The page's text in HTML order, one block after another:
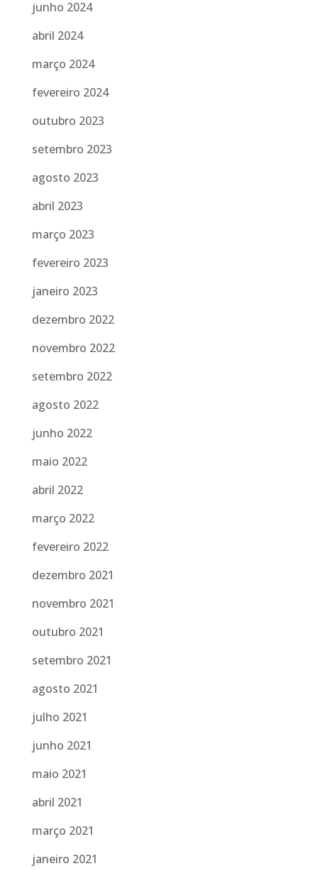
junho 2024
abril 2024
março 2024
fevereiro 2024
outubro 2023
setembro 2023
agosto 2023
abril 2023
março 2023
fevereiro 2023
janeiro 2023
dezembro 2022
novembro 2022
setembro 2022
agosto 2022
junho 2022
maio 2022
abril 2022
março 2022
fevereiro 2022
dezembro 2021
novembro 2021
outubro 2021
setembro 2021
agosto 2021
julho 2021
junho 2021
maio 2021
abril 2021
março 2021
janeiro 2021